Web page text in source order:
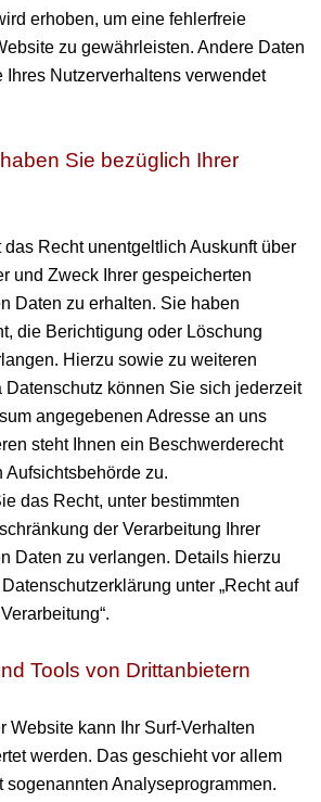
erhoben, um eine fehlerfreie
zu gewährleisten. Andere Daten
Ihres Nutzerverhaltens verwendet
Sie bezüglich Ihrer
Recht unentgeltlich Auskunft über
und Zweck Ihrer gespeicherten
Daten zu erhalten. Sie haben
die Berichtigung oder Löschung
Hierzu sowie zu weiteren
Datenschutz können Sie sich jederzeit
angegebenen Adresse an uns
steht Ihnen ein Beschwerderecht
Aufsichtsbehörde zu.
das Recht, unter bestimmten
der Verarbeitung Ihrer
Daten zu verlangen. Details hierzu
unter „Recht auf
Tools von Drittanbietern
Website kann Ihr Surf-Verhalten
werden. Das geschieht vor allem
sogenannten Analyseprogrammen.